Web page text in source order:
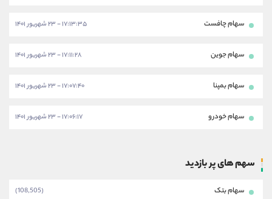
سهام چافست ۱۷:۱۳:۳۵ - ۲۳ شهریور ۱۴۰۱
سهام جوین ۱۷:۱۱:۲۸ - ۲۳ شهریور ۱۴۰۱
سهام بمپنا ۱۷:۰۷:۴۰ - ۲۳ شهریور ۱۴۰۱
سهام خودرو ۱۷:۰۶:۱۷ - ۲۳ شهریور ۱۴۰۱
سهم های پر بازدید
سهام بتک (108,505)